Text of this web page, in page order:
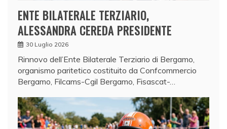
ENTE BILATERALE TERZIARIO,
ALESSANDRA CEREDA PRESIDENTE
30 Luglio 2026
Rinnovo dell’Ente Bilaterale Terziario di Bergamo,
organismo paritetico costituito da Confcommercio
Bergamo, Filcams-Cgil Bergamo, Fisascat-…